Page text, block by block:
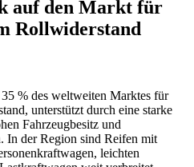
auf den Markt für
Rollwiderstand
% des weltweiten Marktes für
unterstützt durch eine starke
Fahrzeugbesitz und
In der Region sind Reifen mit
leichten